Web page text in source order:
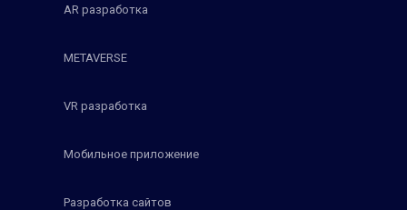
AR разработка
METAVERSE
VR разработка
Мобильное приложение
Разработка сайтов